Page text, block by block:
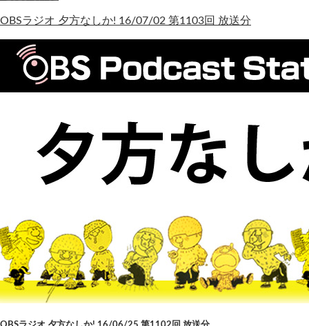
OBSラジオ 夕方なしか! 16/07/02 第1103回 放送分